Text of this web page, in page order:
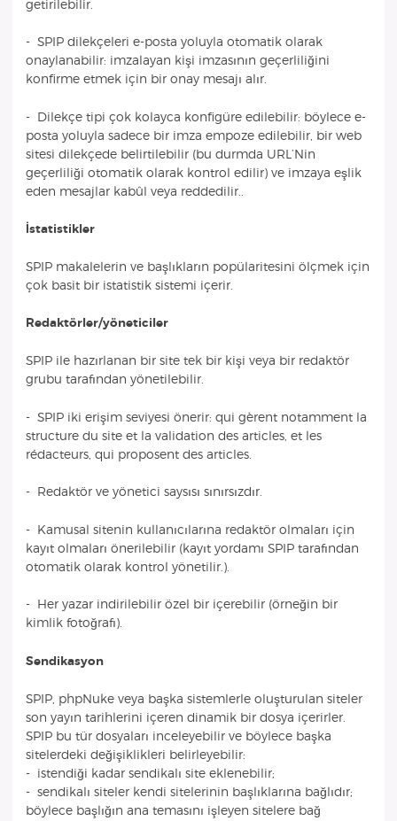
getirilebilir.
- SPIP dilekçeleri e-posta yoluyla otomatik olarak
onaylanabilir: imzalayan kişi imzasının geçerliliğini
konfirme etmek için bir onay mesajı alır.
- Dilekçe tipi çok kolayca konfigüre edilebilir: böylece e-
posta yoluyla sadece bir imza empoze edilebilir, bir web
sitesi dilekçede belirtilebilir (bu durmda URL’Nin
geçerliliği otomatik olarak kontrol edilir) ve imzaya eşlik
eden mesajlar kabûl veya reddedilir..
İstatistikler
SPIP makalelerin ve başlıkların popülaritesini ölçmek için
çok basit bir istatistik sistemi içerir.
Redaktörler/yöneticiler
SPIP ile hazırlanan bir site tek bir kişi veya bir redaktör
grubu tarafından yönetilebilir.
- SPIP iki erişim seviyesi önerir: qui gèrent notamment la
structure du site et la validation des articles, et les
rédacteurs, qui proposent des articles.
- Redaktör ve yönetici saysısı sınırsızdır.
- Kamusal sitenin kullanıcılarına redaktör olmaları için
kayıt olmaları önerilebilir (kayıt yordamı SPIP tarafından
otomatik olarak kontrol yönetilir.).
- Her yazar indirilebilir özel bir içerebilir (örneğin bir
kimlik fotoğrafı).
Sendikasyon
SPIP, phpNuke veya başka sistemlerle oluşturulan siteler
son yayın tarihlerini içeren dinamik bir dosya içerirler.
SPIP bu tür dosyaları inceleyebilir ve böylece başka
sitelerdeki değişiklikleri belirleyebilir:
- istendiği kadar sendikalı site eklenebilir;
- sendikalı siteler kendi sitelerinin başlıklarına bağlıdır;
böylece başlığın ana temasını işleyen sitelere bağ